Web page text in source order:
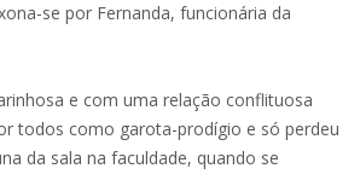
se por Fernanda, funcionária da
e com uma relação conflituosa
todos como garota-prodígio e só perdeu
da sala na faculdade, quando se